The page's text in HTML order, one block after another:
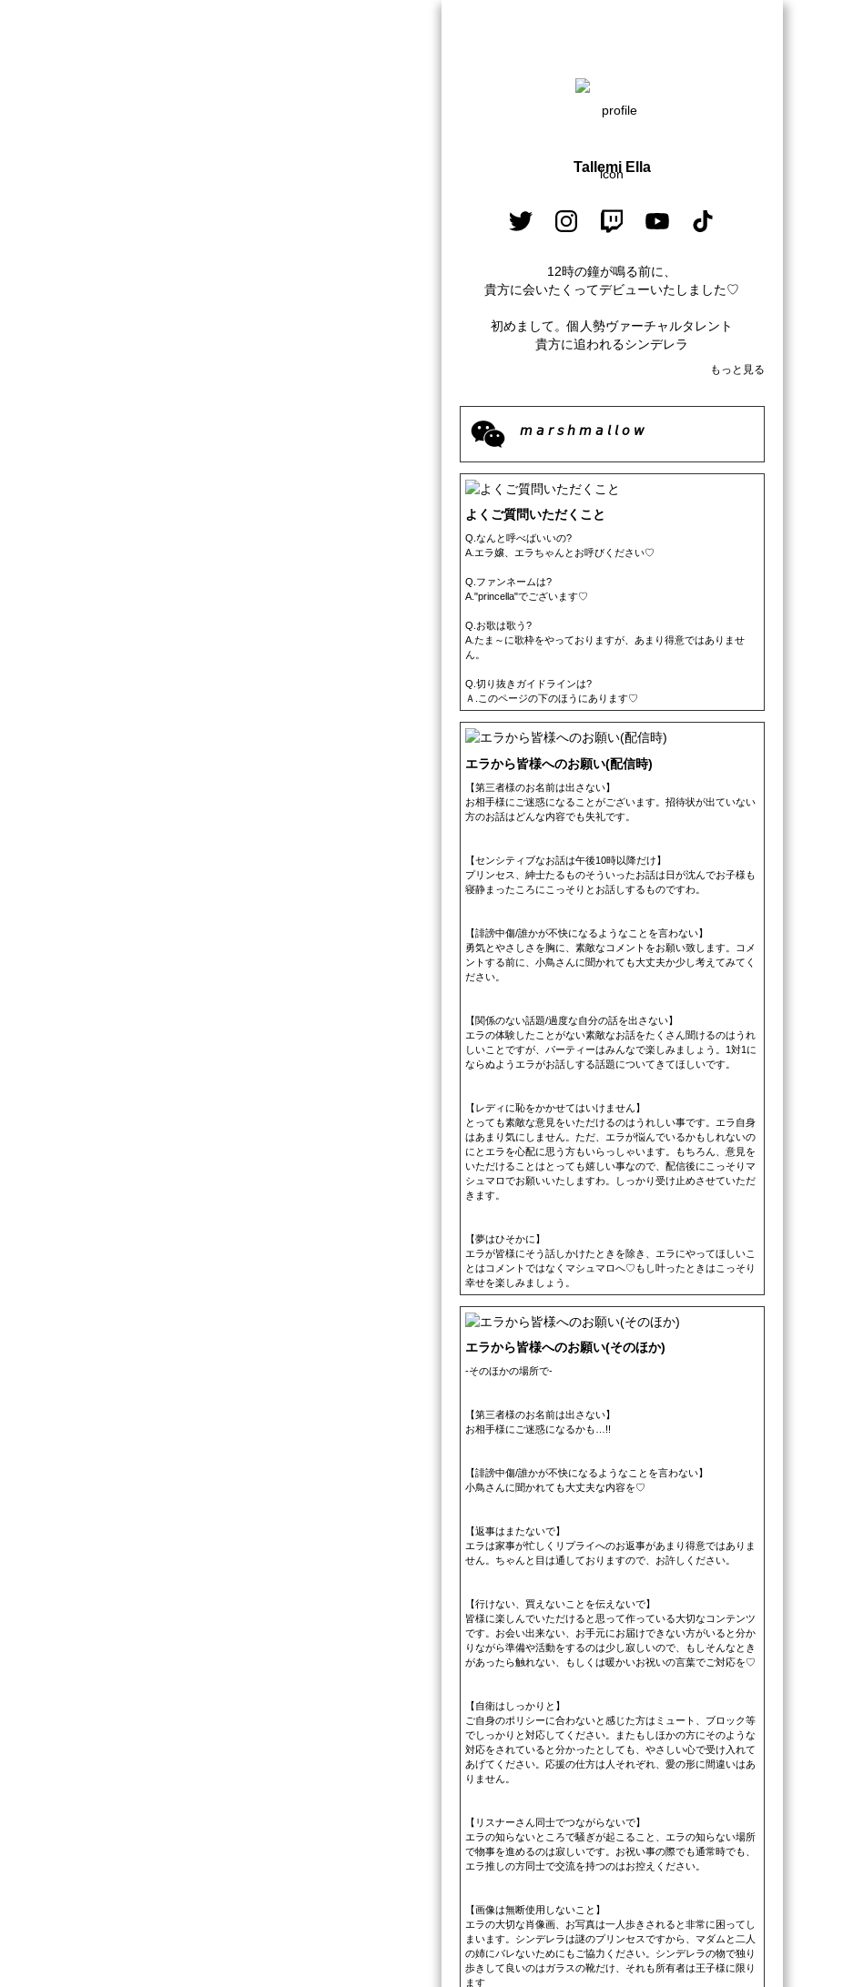
Tallemi Ella
12時の鐘が鳴る前に、
貴方に会いたくってデビューいたしました♡
初めまして。個人勢ヴァーチャルタレント
貴方に追われるシンデレラ
もっと見る
𝘮 𝘢 𝘳 𝘴 𝘩 𝘮 𝘢 𝘭 𝘭 𝘰 𝘸
よくご質問いただくこと
Q.なんと呼べばいいの?
A.エラ嬢、エラちゃんとお呼びください♡
Q.ファンネームは?
A."princella"でございます♡
Q.お歌は歌う?
A.たま～に歌枠をやっておりますが、あまり得意ではありませ
ん。
Q.切り抜きガイドラインは?
Ａ.このページの下のほうにあります♡
エラから皆様へのお願い(配信時)
【第三者様のお名前は出さない】
お相手様にご迷惑になることがございます。招待状が出ていない
方のお話はどんな内容でも失礼です。
【センシティブなお話は午後10時以降だけ】
プリンセス、紳士たるものそういったお話は日が沈んでお子様も
寝静まったころにこっそりとお話しするものですわ。
【誹謗中傷/誰かが不快になるようなことを言わない】
勇気とやさしさを胸に、素敵なコメントをお願い致します。コメ
ントする前に、小鳥さんに聞かれても大丈夫か少し考えてみてく
ださい。
【関係のない話題/過度な自分の話を出さない】
エラの体験したことがない素敵なお話をたくさん聞けるのはうれ
しいことですが、パーティーはみんなで楽しみましょう。1対1に
ならぬようエラがお話しする話題についてきてほしいです。
【レディに恥をかかせてはいけません】
とっても素敵な意見をいただけるのはうれしい事です。エラ自身
はあまり気にしません。ただ、エラが悩んでいるかもしれないの
にとエラを心配に思う方もいらっしゃいます。もちろん、意見を
いただけることはとっても嬉しい事なので、配信後にこっそりマ
シュマロでお願いいたしますわ。しっかり受け止めさせていただ
きます。
【夢はひそかに】
エラが皆様にそう話しかけたときを除き、エラにやってほしいこ
とはコメントではなくマシュマロへ♡もし叶ったときはこっそり
幸せを楽しみましょう。
エラから皆様へのお願い(そのほか)
-そのほかの場所で-
【第三者様のお名前は出さない】
お相手様にご迷惑になるかも…!!
【誹謗中傷/誰かが不快になるようなことを言わない】
小鳥さんに聞かれても大丈夫な内容を♡
【返事はまたないで】
エラは家事が忙しくリプライへのお返事があまり得意ではありま
せん。ちゃんと目は通しておりますので、お許しください。
【行けない、買えないことを伝えないで】
皆様に楽しんでいただけると思って作っている大切なコンテンツ
です。お会い出来ない、お手元にお届けできない方がいると分か
りながら準備や活動をするのは少し寂しいので、もしそんなとき
があったら触れない、もしくは暖かいお祝いの言葉でご対応を♡
【自衛はしっかりと】
ご自身のポリシーに合わないと感じた方はミュート、ブロック等
でしっかりと対応してください。またもしほかの方にそのような
対応をされていると分かったとしても、やさしい心で受け入れて
あげてください。応援の仕方は人それぞれ、愛の形に間違いはあ
りません。
【リスナーさん同士でつながらないで】
エラの知らないところで騒ぎが起こること、エラの知らない場所
で物事を進めるのは寂しいです。お祝い事の際でも通常時でも、
エラ推しの方同士で交流を持つのはお控えください。
【画像は無断使用しないこと】
エラの大切な肖像画、お写真は一人歩きされると非常に困ってし
まいます。シンデレラは謎のプリンセスですから、マダムと二人
の姉にバレないためにもご協力ください。シンデレラの物で独り
歩きして良いのはガラスの靴だけ、それも所有者は王子様に限り
ます